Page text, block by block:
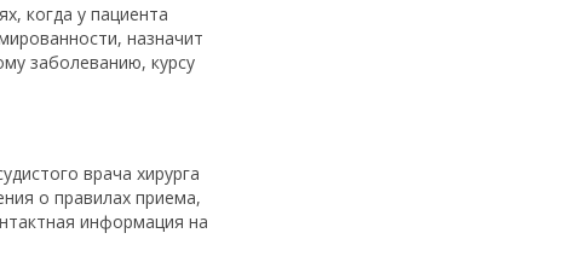
когда у пациента
назначит
заболеванию, курсу
врача хирурга
о правилах приема,
информация на